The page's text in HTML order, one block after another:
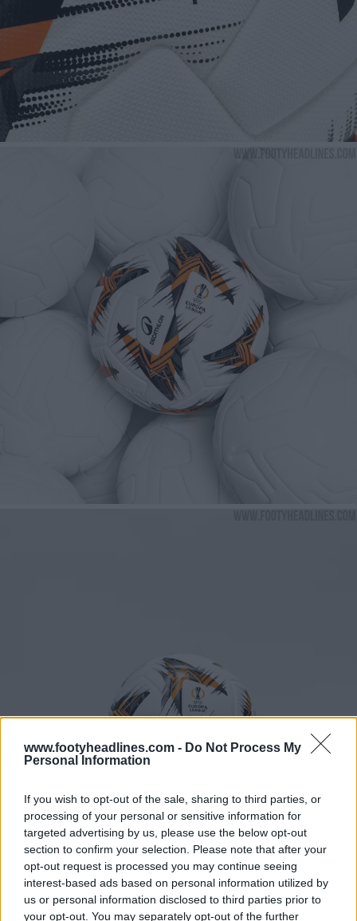
www.footyheadlines.com - Do Not Process My
Personal Information
If you wish to opt-out of the sale, sharing to third parties, or
processing of your personal or sensitive information for
targeted advertising by us, please use the below opt-out
section to confirm your selection. Please note that after your
opt-out request is processed you may continue seeing
interest-based ads based on personal information utilized by
us or personal information disclosed to third parties prior to
your opt-out. You may separately opt-out of the further